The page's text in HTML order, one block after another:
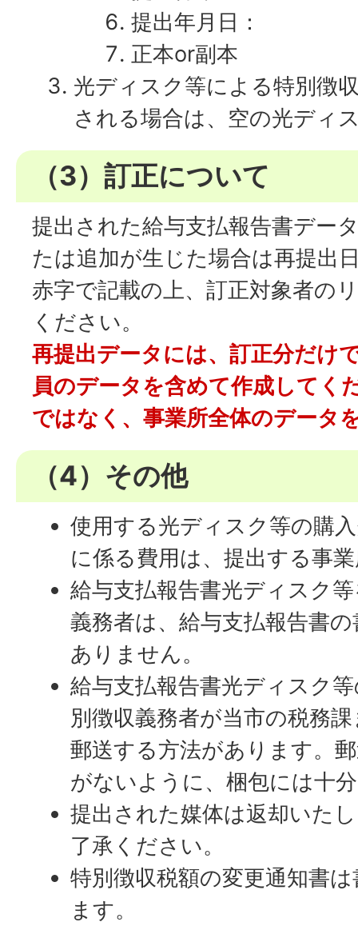
提出年月日：
正本or副本
光ディスク等による特別徴
される場合は、空の光ディ
（3）訂正について
提出された給与支払報告書デー
たは追加が生じた場合は再提出
赤字で記載の上、訂正対象者の
ください。
再提出データには、訂正分だけ
員のデータを含めて作成してく
ではなく、事業所全体のデータ
（4）その他
使用する光ディスク等の購
に係る費用は、提出する事
給与支払報告書光ディスク
義務者は、給与支払報告書
ありません。
給与支払報告書光ディスク
別徴収義務者が当市の税務
郵送する方法があります。
がないように、梱包には十
提出された媒体は返却いた
了承ください。
特別徴収税額の変更通知書
ます。